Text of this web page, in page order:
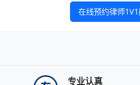
在线预约律师
专业认真